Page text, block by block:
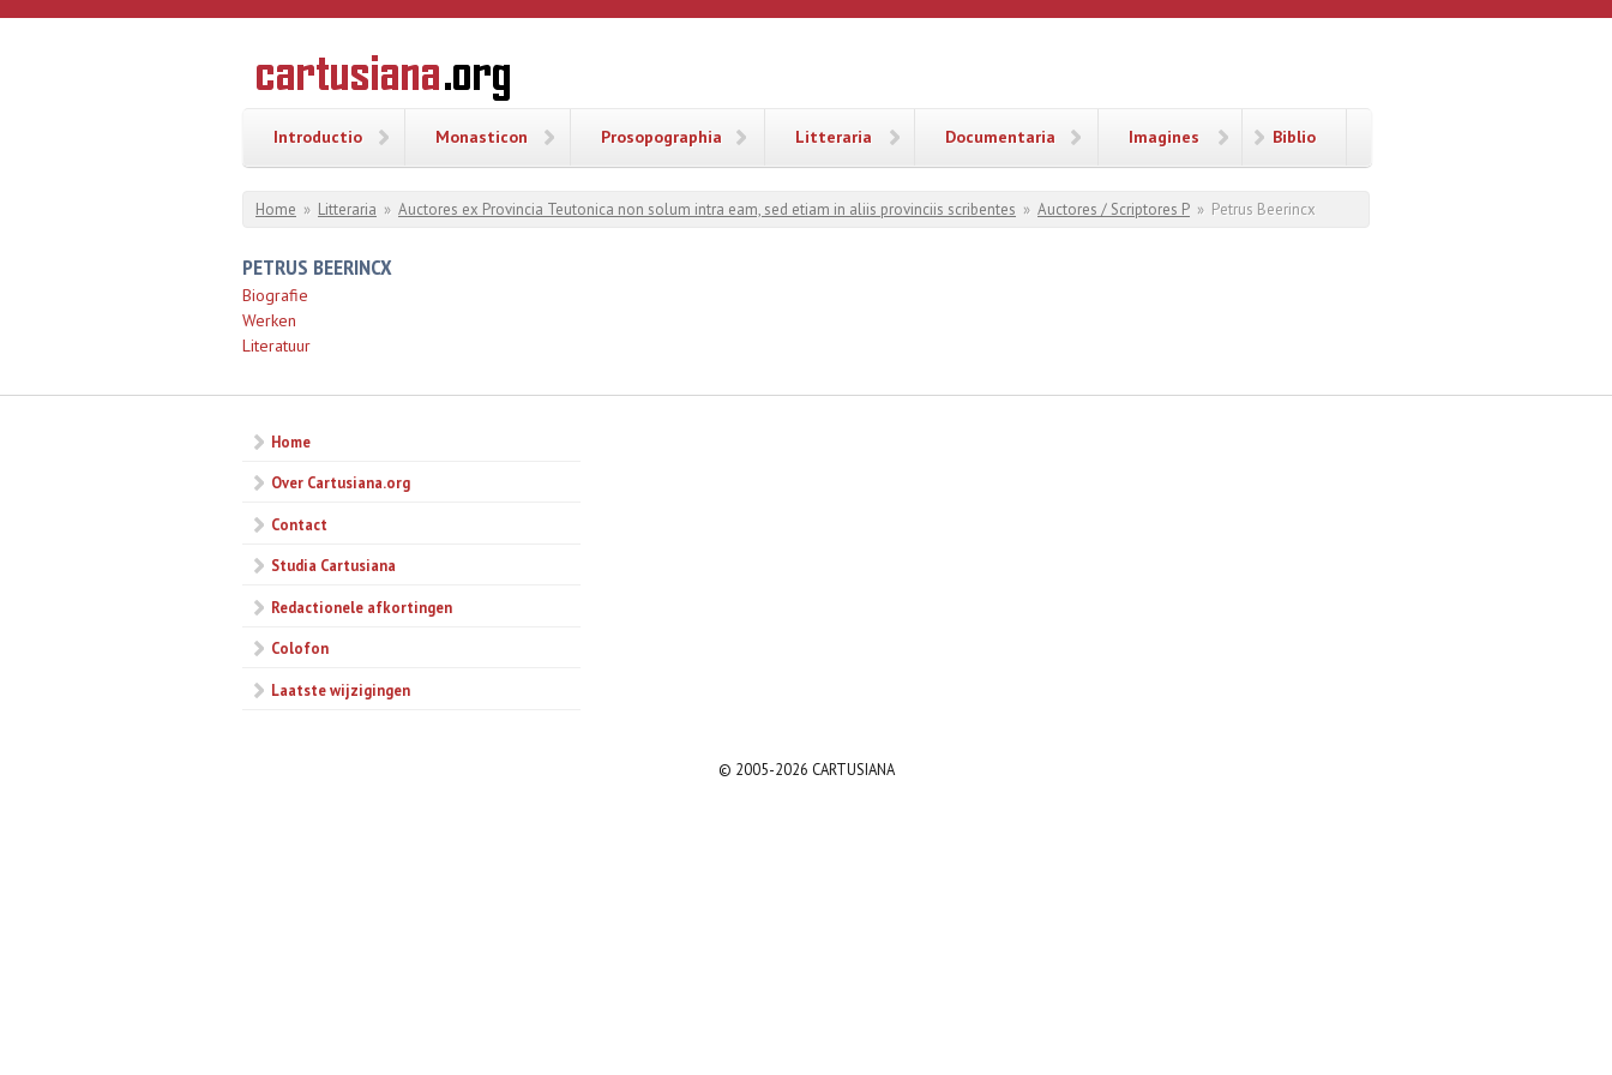
Overslaan en naar de inhoud gaan
CARTUSIANA
Geschiedenis
van de
Introductio Monasticon Prosopographia Litteraria Documentaria Imagines Biblio
U bent hier
Home » Litteraria » Auctores ex Provincia Teutonica non solum intra eam, sed etiam in aliis provinciis scribentes » Auctores / Scriptores P » Petrus Beerincx
PETRUS BEERINCX
Biografie
Werken
Literatuur
Home
Over Cartusiana.org
Contact
Studia Cartusiana
Redactionele afkortingen
Colofon
Laatste wijzigingen
© 2005-2026 CARTUSIANA